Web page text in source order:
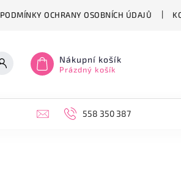
PODMÍNKY OCHRANY OSOBNÍCH ÚDAJŮ
Nákupní košík
Prázdný košík
558 350 387